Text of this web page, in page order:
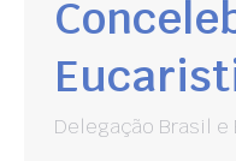
Delegação Brasil e